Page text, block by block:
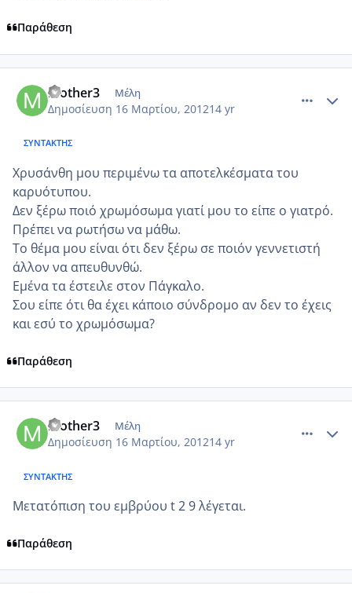
Παράθεση
mother3 Μέλη
Δημοσίευση 16 Μαρτίου, 201214 yr
ΣΥΝΤΆΚΤΗΣ
Χρυσάνθη μου περιμένω τα αποτελκέσματα του
καρυότυπου.
Δεν ξέρω ποιό χρωμόσωμα γιατί μου το είπε ο γιατρό.
Πρέπει να ρωτήσω να μάθω.
Το θέμα μου είναι ότι δεν ξέρω σε ποιόν γεννετιστή
άλλον να απευθυνθώ.
Εμένα τα έστειλε στον Πάγκαλο.
Σου είπε ότι θα έχει κάποιο σύνδρομο αν δεν το έχεις
και εσύ το χρωμόσωμα?
Παράθεση
mother3 Μέλη
Δημοσίευση 16 Μαρτίου, 201214 yr
ΣΥΝΤΆΚΤΗΣ
Μετατόπιση του εμβρύου t 2 9 λέγεται.
Παράθεση